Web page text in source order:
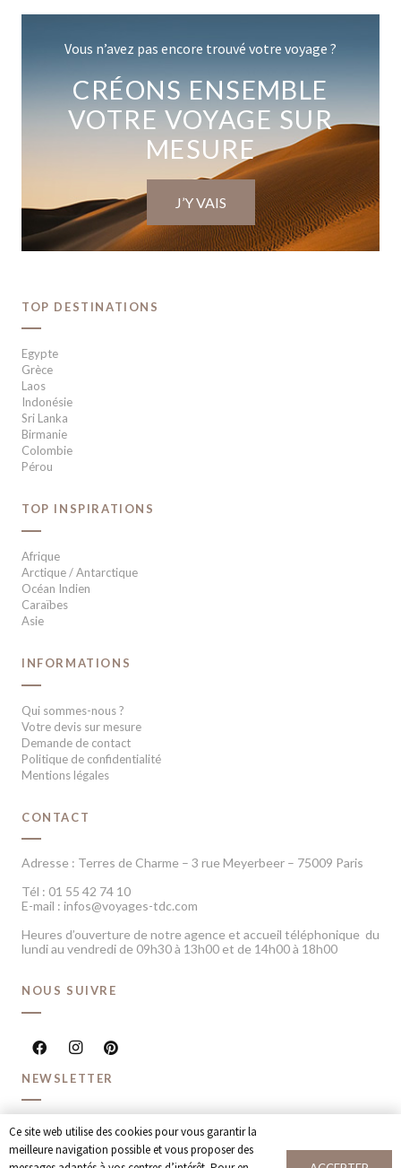
Vous n’avez pas encore trouvé votre voyage ?
CRÉONS ENSEMBLE
VOTRE VOYAGE SUR
MESURE
J’Y VAIS
TOP DESTINATIONS
Egypte
Grèce
Laos
Indonésie
Sri Lanka
Birmanie
Colombie
Pérou
TOP INSPIRATIONS
Afrique
Arctique / Antarctique
Océan Indien
Caraïbes
Asie
INFORMATIONS
Qui sommes-nous ?
Votre devis sur mesure
Demande de contact
Politique de confidentialité
Mentions légales
CONTACT
Adresse : Terres de Charme – 3 rue Meyerbeer – 75009 Paris
Tél : 01 55 42 74 10
E-mail : infos@voyages-tdc.com
Heures d’ouverture de notre agence et accueil téléphonique du
lundi au vendredi de 09h30 à 13h00 et de 14h00 à 18h00
NOUS SUIVRE
NEWSLETTER
Recevoir chaque mois nos dernières inspirations voyage et
offres spéciales
Ce site web utilise des cookies pour vous garantir la
meilleure navigation possible et vous proposer des